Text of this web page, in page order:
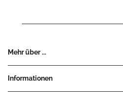
Mehr über ...
Informationen